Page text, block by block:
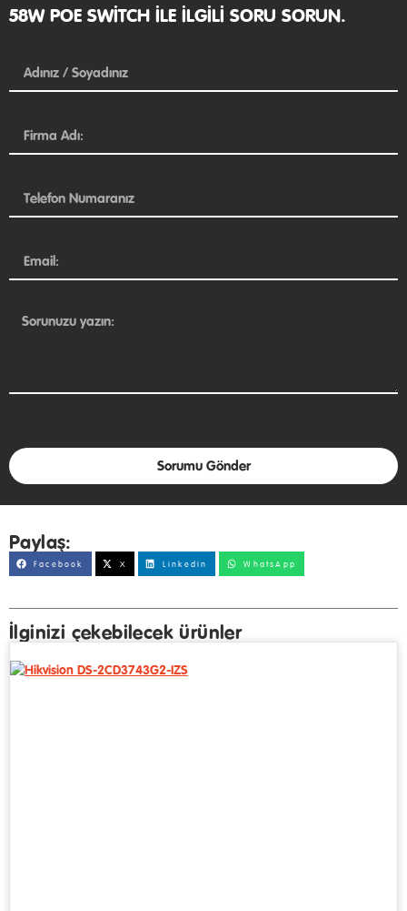
58W POE SWITCH ILE ILGILI SORU SORUN.
Sorumu Gönder
Paylaş:
Facebook X LinkedIn WhatsApp
İlginizi çekebilecek ürünler